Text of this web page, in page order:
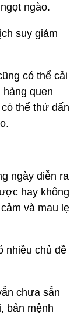
ngào.
suy giảm
có thể cải
quen
thể thử dấn
ngày diễn ra
hay không
và mau lẹ
nhiều chủ đề
chưa sẵn
bản mệnh